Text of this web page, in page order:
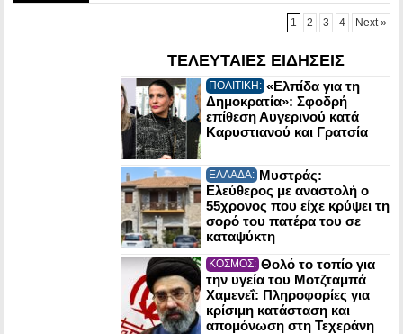
1 2 3 4 Next »
ΤΕΛΕΥΤΑΙΕΣ ΕΙΔΗΣΕΙΣ
ΠΟΛΙΤΙΚΗ: «Ελπίδα για τη
Δημοκρατία»: Σφοδρή
επίθεση Αυγερινού κατά
Καρυστιανού και Γρατσία
ΕΛΛΑΔΑ: Μυστράς:
Ελεύθερος με αναστολή ο
55χρονος που είχε κρύψει τη
σορό του πατέρα του σε
καταψύκτη
ΚΟΣΜΟΣ: Θολό το τοπίο για
την υγεία του Μοτζταμπά
Χαμενεΐ: Πληροφορίες για
κρίσιμη κατάσταση και
απομόνωση στη Τεχεράνη